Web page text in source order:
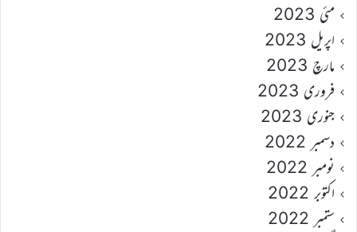
مئی 2023
اپریل 2023
مارچ 2023
فروری 2023
جنوری 2023
دسمبر 2022
نومبر 2022
اکتوبر 2022
ستمبر 2022